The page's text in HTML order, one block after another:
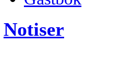
Notiser